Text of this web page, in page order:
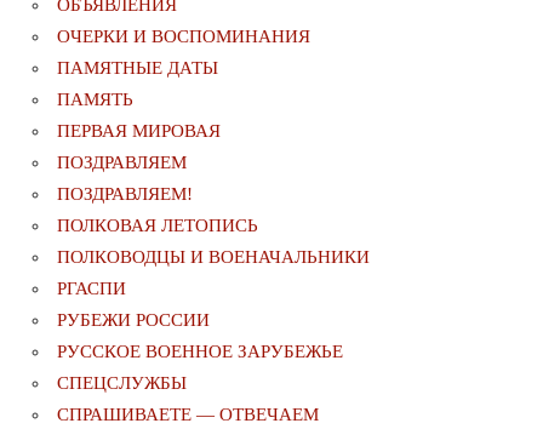
ОБЪЯВЛЕНИЯ
ОЧЕРКИ И ВОСПОМИНАНИЯ
ПАМЯТНЫЕ ДАТЫ
ПАМЯТЬ
ПЕРВАЯ МИРОВАЯ
ПОЗДРАВЛЯЕМ
ПОЗДРАВЛЯЕМ!
ПОЛКОВАЯ ЛЕТОПИСЬ
ПОЛКОВОДЦЫ И ВОЕНАЧАЛЬНИКИ
РГАСПИ
РУБЕЖИ РОССИИ
РУССКОЕ ВОЕННОЕ ЗАРУБЕЖЬЕ
СПЕЦСЛУЖБЫ
СПРАШИВАЕТЕ — ОТВЕЧАЕМ